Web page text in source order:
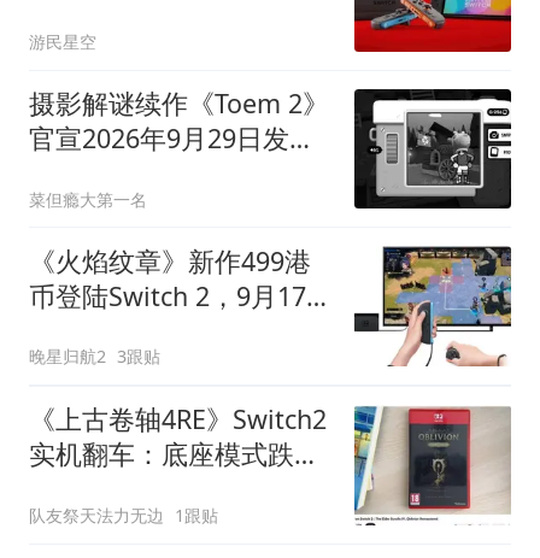
游民星空
摄影解谜续作《Toem 2》
官宣2026年9月29日发
菜但瘾大第一名
《火焰纹章》新作499港
币登陆Switch 2，9月17日
开
晚星归航2 3跟贴
《上古卷轴4RE》Switch2
实机翻车：底座模式跌破
重
队友祭天法力无边 1跟贴